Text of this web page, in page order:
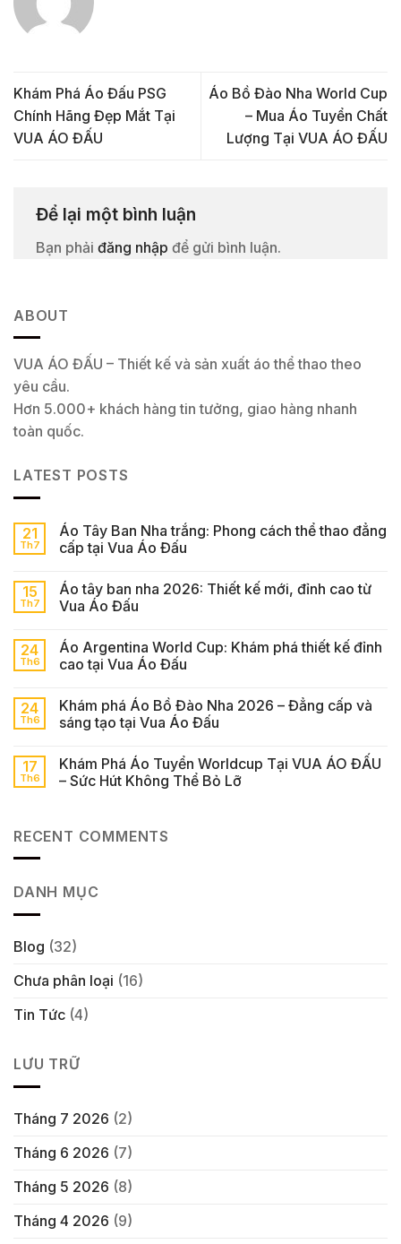
Khám Phá Áo Đấu PSG
Chính Hãng Đẹp Mắt Tại
VUA ÁO ĐẤU
Áo Bồ Đào Nha World Cup
– Mua Áo Tuyển Chất
Lượng Tại VUA ÁO ĐẤU
Để lại một bình luận
Bạn phải đăng nhập để gửi bình luận.
ABOUT
VUA ÁO ĐẤU – Thiết kế và sản xuất áo thể thao theo
yêu cầu.
Hơn 5.000+ khách hàng tin tưởng, giao hàng nhanh
toàn quốc.
LATEST POSTS
21
Th7
Áo Tây Ban Nha trắng: Phong cách thể thao đẳng
cấp tại Vua Áo Đấu
15
Th7
Áo tây ban nha 2026: Thiết kế mới, đỉnh cao từ
Vua Áo Đấu
24
Th6
Áo Argentina World Cup: Khám phá thiết kế đỉnh
cao tại Vua Áo Đấu
24
Th6
Khám phá Áo Bồ Đào Nha 2026 – Đẳng cấp và
sáng tạo tại Vua Áo Đấu
17
Th6
Khám Phá Áo Tuyển Worldcup Tại VUA ÁO ĐẤU
– Sức Hút Không Thể Bỏ Lỡ
RECENT COMMENTS
DANH MỤC
Blog (32)
Chưa phân loại (16)
Tin Tức (4)
LƯU TRỮ
Tháng 7 2026 (2)
Tháng 6 2026 (7)
Tháng 5 2026 (8)
Tháng 4 2026 (9)